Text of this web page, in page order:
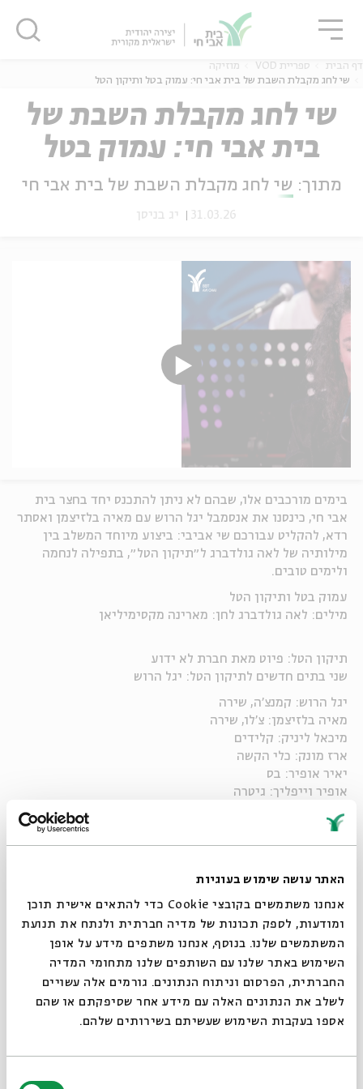
האתר עושה שימוש בעוגיות
אנחנו משתמשים בקובצי Cookie כדי להתאים אישית תוכן
ומודעות, לספק תכונות של מדיה חברתית ולנתח את תנועת
המשתמשים שלנו. בנוסף, אנחנו משתפים מידע על אופן
השימוש באתר שלנו עם השותפים שלנו מתחומי המדיה
החברתית, הפרסום וניתוח הנתונים. גורמים אלה עשויים
לשלב את הנתונים האלה עם מידע אחר שסיפקתם או שהם
אספו בעקבות השימוש שעשיתם בשירותים שלהם.
אנגלית
דף הבית ספריית VOD
מוזיקה
שי לחג מקבלת השבת של בית אבי חי: עמוק בטל ותיקון הטל
שי לחג מקבלת השבת של
בית אבי חי: עמוק בטל
ותיקון הטל
מתוך: שי לחג מקבלת השבת של בית אבי חי
31.03.26 יג בניסן
בימים מורכבים אלו, שבהם לא ניתן להתכנס יחד בחצר בית
אבי חי, כינסנו את אנסמבל יגל הרוש עם מאיה בלזיצמן ואסתר
רדא, להקליט עבורכם שי אביבי: ביצוע מיוחד המשלב בין
מילותיה של לאה גולדברג ל״תיקון הטל״, בתפילה לנחמה
ולימים טובים.
עמוק בטל ותיקון הטל
מילים: לאה גולדברג לחן: מארינה מקסימיליאן
תיקון הטל: פיוט מאת חברת לא ידוע
שני בתים חדשים לתיקון הטל: יגל הרוש
יגל הרוש: קמנצ'ה, שירה
מאיה בלזיצמן: צ'לו, שירה
מיכאל ליניק: קלידים
ארז מונק: כלי הקשה
יאיר אופיר: בס
אופיר וייפליך: גיטרה
ניהול פרויקט: אייל לויט
ניהול אמנותי: עמיחי חסון
וידאו ארט: אריק פוטרמן
הקלטת סאונד ומיקס: ערן בוטביקה
שי לחג מקבלת השבת של בית אבי חי
פרקים נוספים בסדרה
סגור
סגור